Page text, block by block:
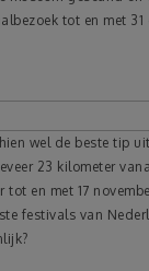
tot en met 31
wel de beste tip
23 kilometer
tot en met 17
festivals van